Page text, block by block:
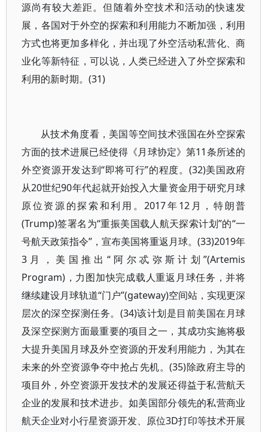
源尚有较大差距。但随着外空技术和活动的快速发
展，各国对于外空的探索和利用能力不断加强，利用
方式也将更加多样化，并出现了外空活动私营化、商
业化等新特征，可以说，人类已经进入了外空探索和
利用的新时期。(31)
从技术角度看，美国等空间技术强国在外空探索
方面的技术进展已经使得《月球协定》第11条所述的
外空资源开发达到“即将可行”的程度。(32)美国政府
从20世纪90年代起就开始投入大量资金用于研究月球
原位资源的探索和利用。2017年12月，特朗普
(Trump)签署名为“重振美国载人航天探索计划”的“一
号航天政策指令”，宣布美国将重返月球。(33)2019年
3月，美国推出“阿尔忒弥斯计划”(Artemis
Program)，力图加快完成载人重返月球任务，并将
继续建设月球轨道“门户”(gateway)空间站，实现更深
层次的深空探测任务。(34)该计划是目前美国在月球
及深空探测方面最重要的项目之一，其成功实施将极
大提升美国月球及外空资源的开发利用能力，为其在
未来的外空资源争夺中抢占先机。(35)除政府主导的
项目外，外空资源开发技术的发展还得益于私营航天
企业的发展和技术进步。如美国部分领先的私营商业
航天企业对小行星资源开发、原位3D打印等技术开展